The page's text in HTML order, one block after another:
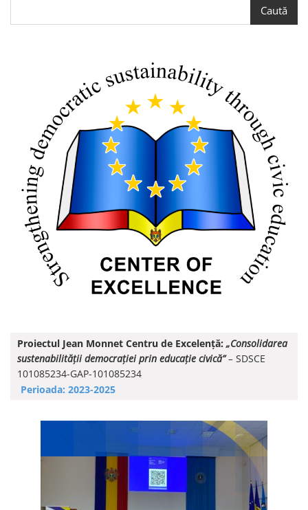
Caută
Proiectul Jean Monnet Centru de Excelență:„Consolidarea
sustenabilității democrației prin educație civică”– SDSCE
101085234-GAP-101085234
Perioada: 2023-2025